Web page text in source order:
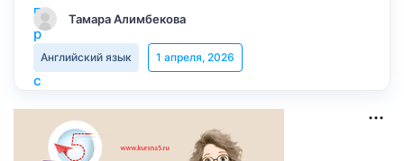
Тамара Алимбекова
Английский язык 1 апреля, 2026